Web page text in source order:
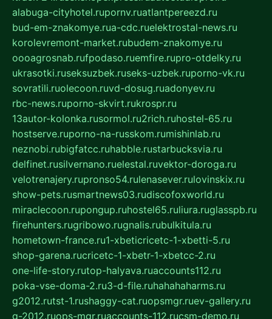
alabuga-cityhotel.rupornv.ruatlantpereezd.ru
bud-em-znakomye.rua-cdc.ruelektrostal-news.ru
korolevremont-market.rubudem-znakomye.ru
oooagrosnab.rufpodaso.ruemfire.rupro-otdelky.ru
ukrasotki.ruseksuzbek.ruseks-uzbek.ruporno-vk.ru
sovratili.ruolecoon.ruvd-dosug.ruadonyev.ru
rbc-news.ruporno-skvirt.rukrospr.ru
13autor-kolonka.rusormol.ru2rich.ruhostel-65.ru
hostserve.ruporno-na-russkom.rumishinlab.ru
neznobi.rubigfatcc.ruhabble.rustarbucksvia.ru
delfinet.rusilvernano.ruelestal.ruvektor-doroga.ru
velotrenajery.rupronso54.rulenasever.rulovinskix.ru
show-pets.rusmartnews03.rudiscofoxworld.ru
miraclecoon.rupongup.ruhostel65.ruliura.ruglasspb.ru
firehunters.rugribowo.rugnalis.rubulkitula.ru
hometown-france.ru1-xbeticricetc-1-xbetti-5.ru
shop-garena.rucricetc-1-xbetr-1-xbetcc-2.ru
one-life-story.rutop-halyava.ruaccounts112.ru
poka-vse-doma-2.ru3-d-file.ruhahahaharms.ru
g2012.rutst-1.rushaggy-cat.ruopsmgr.ruev-gallery.ru
g-2012.ruops-mgr.ruaccounts-112.rucsm-demo.ru